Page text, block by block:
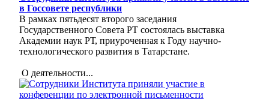
в Госсовете республики
В рамках пятьдесят второго заседания
Государственного Совета РТ состоялась выставка
Академии наук РТ, приуроченная к Году научно-
технологического развития в Татарстане.
О деятельности...